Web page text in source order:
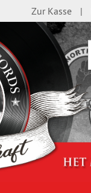
Zur Kasse